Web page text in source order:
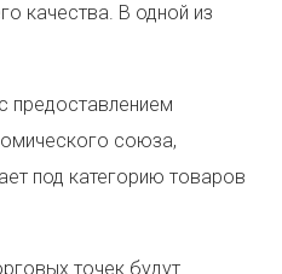
качества. В одной из
предоставлением
союза,
под категорию товаров
точек будут